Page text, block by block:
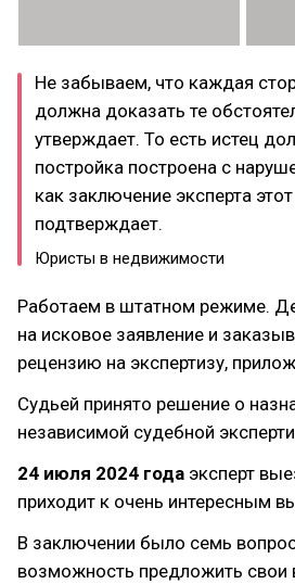
Не забываем, что каждая
должна доказать те
утверждает. То есть истец
постройка построена с
как заключение эксперта
подтверждает.
Юристы в недвижимости
Работаем в штатном режиме.
на исковое заявление и
рецензию на экспертизу,
Судьей принято решение о
независимой судебной
24 июля 2024 года эксперт
приходит к очень интересным
В заключении было семь
возможность предложить свои